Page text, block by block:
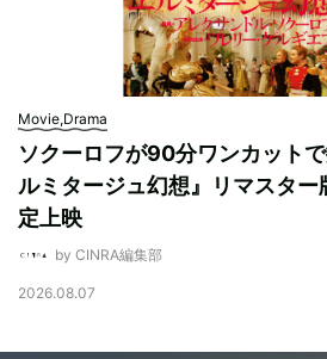
Movie,Drama
ソクーロフが90分ワンカット
ルミタージュ幻想』リマスター
定上映
by CINRA編集部
2026.08.07